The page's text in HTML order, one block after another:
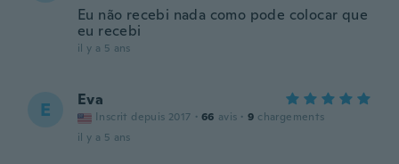
Eu não recebi nada como pode colocar que
eu recebi
il y a 5 ans
E Eva
Inscrit depuis 2017 · 66 avis · 9 chargements
il y a 5 ans